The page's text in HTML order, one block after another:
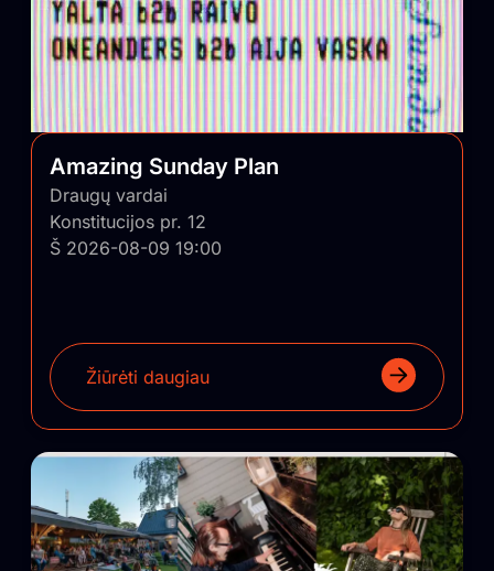
Amazing Sunday Plan
Draugų vardai
Konstitucijos pr. 12
Š 2026-08-09 19:00
Žiūrėti daugiau